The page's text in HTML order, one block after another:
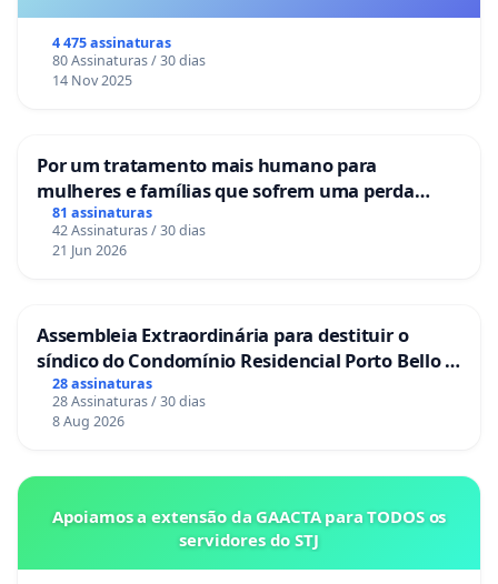
4 475 assinaturas
80 Assinaturas / 30 dias
14 Nov 2025
Por um tratamento mais humano para
mulheres e famílias que sofrem uma perda
gestacional nos hospitais portugueses
81 assinaturas
42 Assinaturas / 30 dias
21 Jun 2026
Assembleia Extraordinária para destituir o
síndico do Condomínio Residencial Porto Bello -
La Casa
28 assinaturas
28 Assinaturas / 30 dias
8 Aug 2026
Apoiamos a extensão da GAACTA para TODOS os
servidores do STJ